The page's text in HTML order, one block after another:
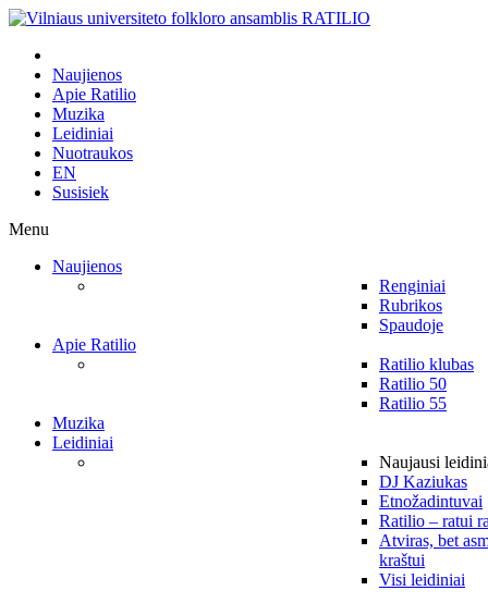
Naujienos
Apie Ratilio
Muzika
Leidiniai
Nuotraukos
EN
Susisiek
Menu
Naujienos
Renginiai
Rubrikos
Spaudoje
Apie Ratilio
Ratilio klubas
Ratilio 50
Ratilio 55
Muzika
Leidiniai
Naujausi
DJ Kaziukas
Etnožadintuvai
Ratilio – ratui
Atviras, bet
kraštui
Visi leidiniai